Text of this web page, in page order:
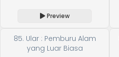
Preview
85. Ular : Pemburu Alam
yang Luar Biasa